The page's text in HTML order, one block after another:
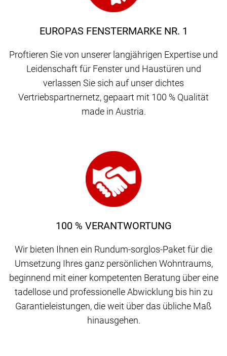
EUROPAS FENSTERMARKE NR. 1
Proftieren Sie von unserer langjährigen Expertise und
Leidenschaft für Fenster und Haustüren und
verlassen Sie sich auf unser dichtes
Vertriebspartnernetz, gepaart mit 100 % Qualität
made in Austria.
100 % VERANTWORTUNG
Wir bieten Ihnen ein Rundum-sorglos-Paket für die
Umsetzung Ihres ganz persönlichen Wohntraums,
beginnend mit einer kompetenten Beratung über eine
tadellose und professionelle Abwicklung bis hin zu
Garantieleistungen, die weit über das übliche Maß
hinausgehen.